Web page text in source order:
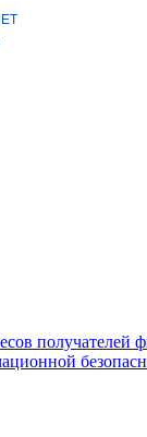
получателей